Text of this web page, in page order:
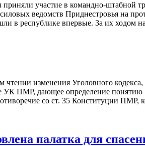
участие в командно-штабной
ведомств Приднестровья на
в республике впервые. За их ходом
чтении изменения Уголовного
ПМР, дающее определение понятию
со ст. 35 Конституции
палатка для